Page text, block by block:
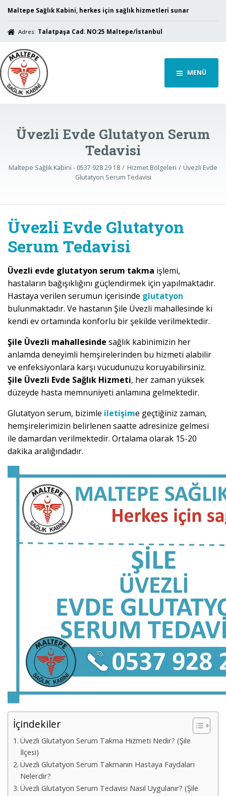
Maltepe Sağlık Kabini, herkes için sağlık hizmetleri sunar
Adres: Talatpaşa Cad. NO:25 Maltepe/İstanbul
MENÜ
Üvezli Evde Glutatyon Serum
Tedavisi
Maltepe Sağlık Kabini - 0537 928 29 18 Hizmet Bölgeleri
Üvezli Evde
Glutatyon Serum Tedavisi
Üvezli Evde Glutatyon
Serum Tedavisi
Üvezli evde glutatyon serum takma işlemi,
hastaların bağışıklığını güçlendirmek için yapılmaktadır.
Hastaya verilen serumun içerisinde glutatyon
bulunmaktadır. Ve hastanın Şile Üvezli mahallesinde ki
kendi ev ortamında konforlu bir şekilde verilmektedir.
Şile Üvezli mahallesinde sağlık kabinimizin her
anlamda deneyimli hemşirelerinden bu hizmeti alabilir
ve enfeksiyonlara karşı vücudunuzu koruyabilirsiniz.
Şile Üvezli Evde Sağlık Hizmeti, her zaman yüksek
düzeyde hasta memnuniyeti anlamına gelmektedir.
Glutatyon serum, bizimle iletişime geçtiğiniz zaman,
hemşirelerimizin belirlenen saatte adresinize gelmesi
ile damardan verilmektedir. Ortalama olarak 15-20
dakika aralığındadır.
İçindekiler
Üvezli Glutatyon Serum Takma Hizmeti Nedir? (Şile
İlçesi)
Üvezli Glutatyon Serum Takmanın Hastaya Faydaları
Nelerdir?
Üvezli Glutatyon Serum Tedavisi Nasıl Uygulanır? (Şile